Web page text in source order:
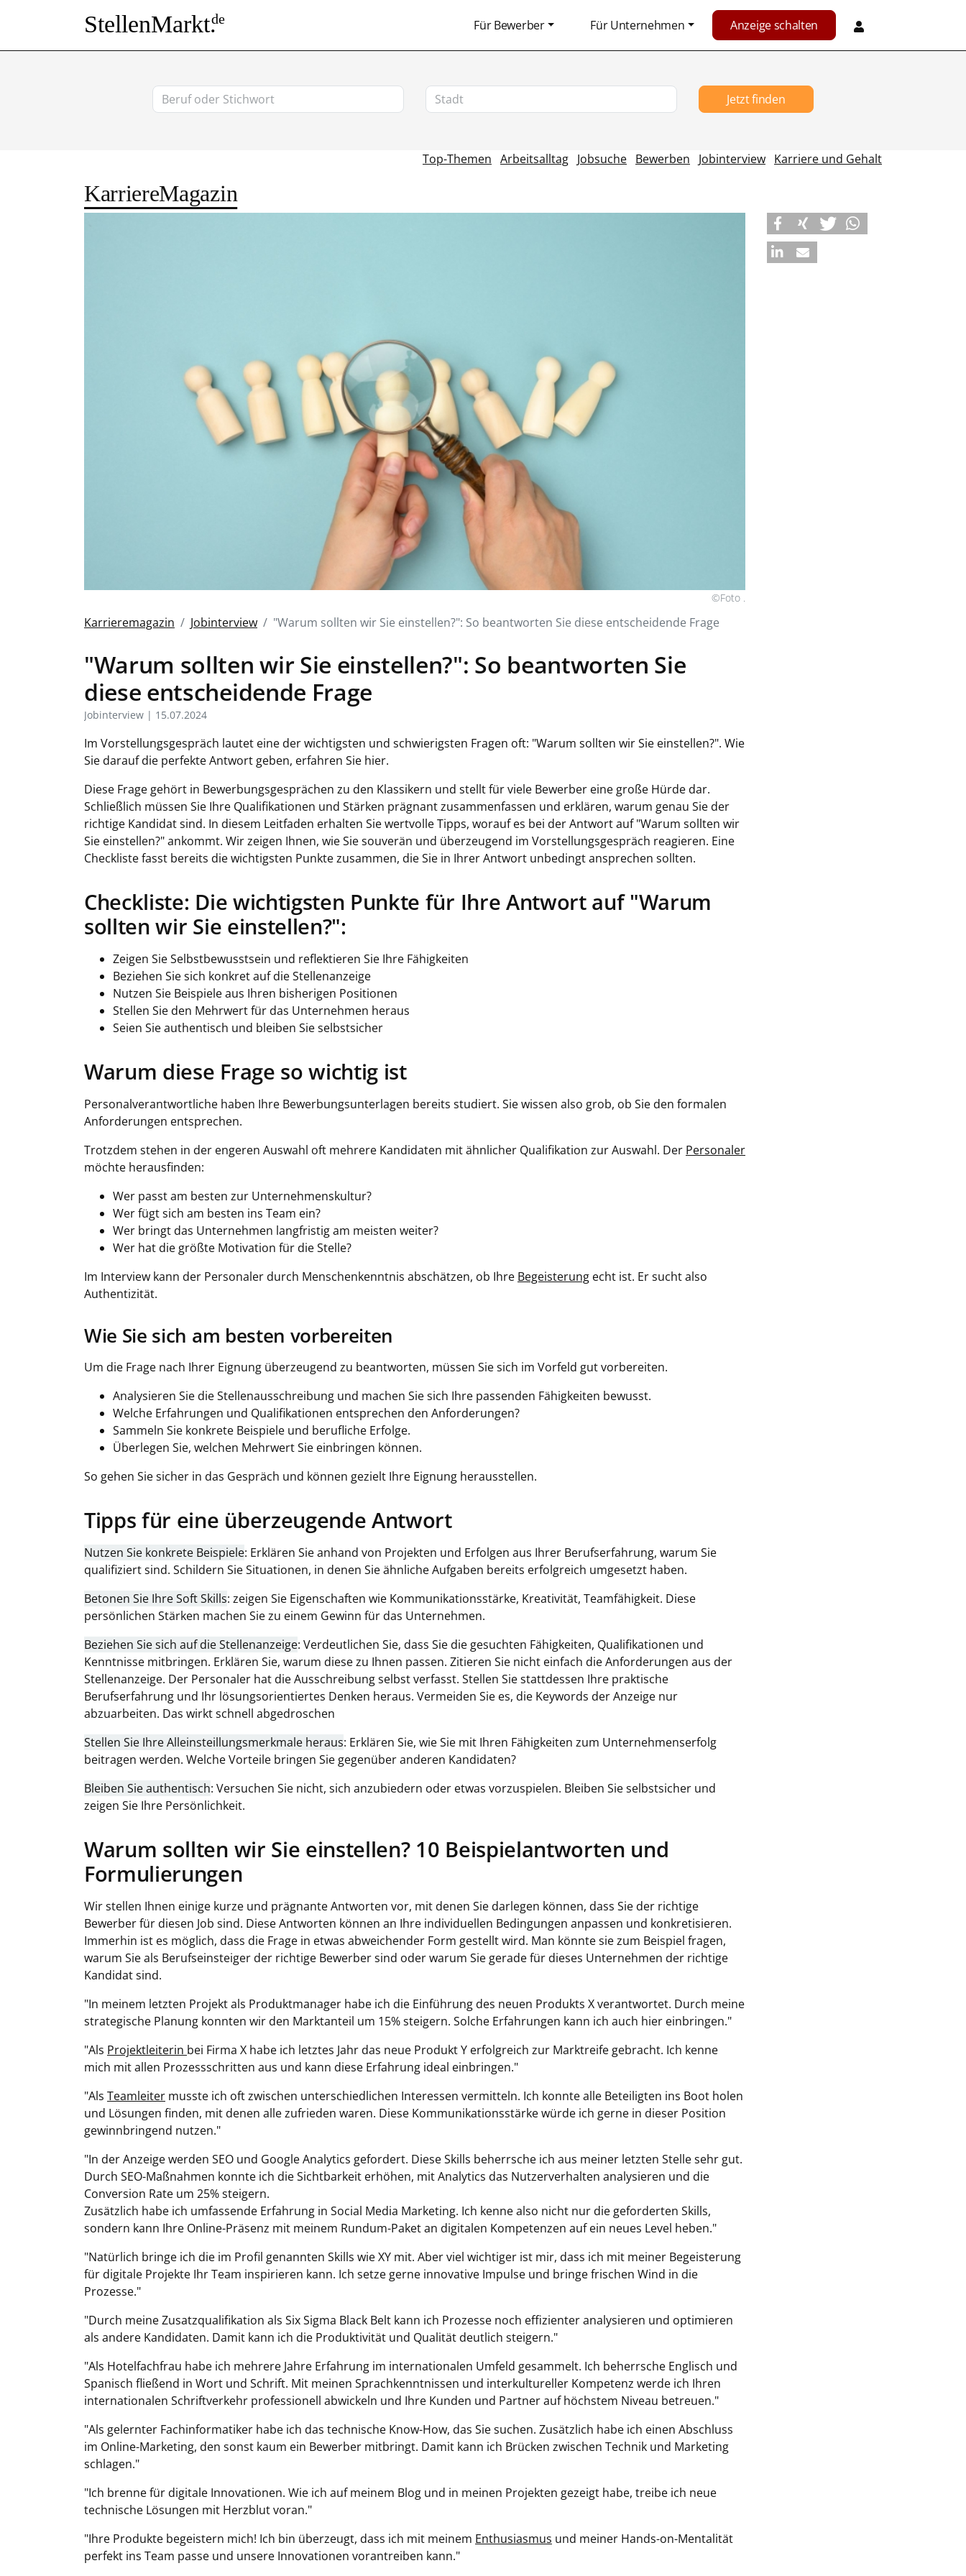
StellenMarkt.de Für Bewerber Für Unternehmen Anzeige schalten
Jetzt finden
Top-Themen Arbeitsalltag Jobsuche Bewerben Jobinterview Karriere und Gehalt
KarriereMagazin
©Foto .
Karrieremagazin Jobinterview "Warum sollten wir Sie einstellen?": So beantworten Sie diese entscheidende Frage
"Warum sollten wir Sie einstellen?": So beantworten Sie
diese entscheidende Frage
Jobinterview | 15.07.2024
Im Vorstellungsgespräch lautet eine der wichtigsten und schwierigsten Fragen oft: "Warum sollten wir Sie einstellen?". Wie
Sie darauf die perfekte Antwort geben, erfahren Sie hier.
Diese Frage gehört in Bewerbungsgesprächen zu den Klassikern und stellt für viele Bewerber eine große Hürde dar.
Schließlich müssen Sie Ihre Qualifikationen und Stärken prägnant zusammenfassen und erklären, warum genau Sie der
richtige Kandidat sind. In diesem Leitfaden erhalten Sie wertvolle Tipps, worauf es bei der Antwort auf "Warum sollten wir
Sie einstellen?" ankommt. Wir zeigen Ihnen, wie Sie souverän und überzeugend im Vorstellungsgespräch reagieren. Eine
Checkliste fasst bereits die wichtigsten Punkte zusammen, die Sie in Ihrer Antwort unbedingt ansprechen sollten.
Checkliste: Die wichtigsten Punkte für Ihre Antwort auf "Warum
sollten wir Sie einstellen?":
Zeigen Sie Selbstbewusstsein und reflektieren Sie Ihre Fähigkeiten
Beziehen Sie sich konkret auf die Stellenanzeige
Nutzen Sie Beispiele aus Ihren bisherigen Positionen
Stellen Sie den Mehrwert für das Unternehmen heraus
Seien Sie authentisch und bleiben Sie selbstsicher
Warum diese Frage so wichtig ist
Personalverantwortliche haben Ihre Bewerbungsunterlagen bereits studiert. Sie wissen also grob, ob Sie den formalen
Anforderungen entsprechen.
Trotzdem stehen in der engeren Auswahl oft mehrere Kandidaten mit ähnlicher Qualifikation zur Auswahl. Der Personaler
möchte herausfinden:
Wer passt am besten zur Unternehmenskultur?
Wer fügt sich am besten ins Team ein?
Wer bringt das Unternehmen langfristig am meisten weiter?
Wer hat die größte Motivation für die Stelle?
Im Interview kann der Personaler durch Menschenkenntnis abschätzen, ob Ihre Begeisterung echt ist. Er sucht also
Authentizität.
Wie Sie sich am besten vorbereiten
Um die Frage nach Ihrer Eignung überzeugend zu beantworten, müssen Sie sich im Vorfeld gut vorbereiten.
Analysieren Sie die Stellenausschreibung und machen Sie sich Ihre passenden Fähigkeiten bewusst.
Welche Erfahrungen und Qualifikationen entsprechen den Anforderungen?
Sammeln Sie konkrete Beispiele und berufliche Erfolge.
Überlegen Sie, welchen Mehrwert Sie einbringen können.
So gehen Sie sicher in das Gespräch und können gezielt Ihre Eignung herausstellen.
Tipps für eine überzeugende Antwort
Nutzen Sie konkrete Beispiele: Erklären Sie anhand von Projekten und Erfolgen aus Ihrer Berufserfahrung, warum Sie
qualifiziert sind. Schildern Sie Situationen, in denen Sie ähnliche Aufgaben bereits erfolgreich umgesetzt haben.
Betonen Sie Ihre Soft Skills: zeigen Sie Eigenschaften wie Kommunikationsstärke, Kreativität, Teamfähigkeit. Diese
persönlichen Stärken machen Sie zu einem Gewinn für das Unternehmen.
Beziehen Sie sich auf die Stellenanzeige: Verdeutlichen Sie, dass Sie die gesuchten Fähigkeiten, Qualifikationen und
Kenntnisse mitbringen. Erklären Sie, warum diese zu Ihnen passen. Zitieren Sie nicht einfach die Anforderungen aus der
Stellenanzeige. Der Personaler hat die Ausschreibung selbst verfasst. Stellen Sie stattdessen Ihre praktische
Berufserfahrung und Ihr lösungsorientiertes Denken heraus. Vermeiden Sie es, die Keywords der Anzeige nur
abzuarbeiten. Das wirkt schnell abgedroschen
Stellen Sie Ihre Alleinsteillungsmerkmale heraus: Erklären Sie, wie Sie mit Ihren Fähigkeiten zum Unternehmenserfolg
beitragen werden. Welche Vorteile bringen Sie gegenüber anderen Kandidaten?
Bleiben Sie authentisch: Versuchen Sie nicht, sich anzubiedern oder etwas vorzuspielen. Bleiben Sie selbstsicher und
zeigen Sie Ihre Persönlichkeit.
Warum sollten wir Sie einstellen? 10 Beispielantworten und
Formulierungen
Wir stellen Ihnen einige kurze und prägnante Antworten vor, mit denen Sie darlegen können, dass Sie der richtige
Bewerber für diesen Job sind. Diese Antworten können an Ihre individuellen Bedingungen anpassen und konkretisieren.
Immerhin ist es möglich, dass die Frage in etwas abweichender Form gestellt wird. Man könnte sie zum Beispiel fragen,
warum Sie als Berufseinsteiger der richtige Bewerber sind oder warum Sie gerade für dieses Unternehmen der richtige
Kandidat sind.
"In meinem letzten Projekt als Produktmanager habe ich die Einführung des neuen Produkts X verantwortet. Durch meine
strategische Planung konnten wir den Marktanteil um 15% steigern. Solche Erfahrungen kann ich auch hier einbringen."
"Als Projektleiterin bei Firma X habe ich letztes Jahr das neue Produkt Y erfolgreich zur Marktreife gebracht. Ich kenne
mich mit allen Prozessschritten aus und kann diese Erfahrung ideal einbringen."
"Als Teamleiter musste ich oft zwischen unterschiedlichen Interessen vermitteln. Ich konnte alle Beteiligten ins Boot holen
und Lösungen finden, mit denen alle zufrieden waren. Diese Kommunikationsstärke würde ich gerne in dieser Position
gewinnbringend nutzen."
"In der Anzeige werden SEO und Google Analytics gefordert. Diese Skills beherrsche ich aus meiner letzten Stelle sehr gut.
Durch SEO-Maßnahmen konnte ich die Sichtbarkeit erhöhen, mit Analytics das Nutzerverhalten analysieren und die
Conversion Rate um 25% steigern.
Zusätzlich habe ich umfassende Erfahrung in Social Media Marketing. Ich kenne also nicht nur die geforderten Skills,
sondern kann Ihre Online-Präsenz mit meinem Rundum-Paket an digitalen Kompetenzen auf ein neues Level heben."
"Natürlich bringe ich die im Profil genannten Skills wie XY mit. Aber viel wichtiger ist mir, dass ich mit meiner Begeisterung
für digitale Projekte Ihr Team inspirieren kann. Ich setze gerne innovative Impulse und bringe frischen Wind in die
Prozesse."
"Durch meine Zusatzqualifikation als Six Sigma Black Belt kann ich Prozesse noch effizienter analysieren und optimieren
als andere Kandidaten. Damit kann ich die Produktivität und Qualität deutlich steigern."
"Als Hotelfachfrau habe ich mehrere Jahre Erfahrung im internationalen Umfeld gesammelt. Ich beherrsche Englisch und
Spanisch fließend in Wort und Schrift. Mit meinen Sprachkenntnissen und interkultureller Kompetenz werde ich Ihren
internationalen Schriftverkehr professionell abwickeln und Ihre Kunden und Partner auf höchstem Niveau betreuen."
"Als gelernter Fachinformatiker habe ich das technische Know-How, das Sie suchen. Zusätzlich habe ich einen Abschluss
im Online-Marketing, den sonst kaum ein Bewerber mitbringt. Damit kann ich Brücken zwischen Technik und Marketing
schlagen."
"Ich brenne für digitale Innovationen. Wie ich auf meinem Blog und in meinen Projekten gezeigt habe, treibe ich neue
technische Lösungen mit Herzblut voran."
"Ihre Produkte begeistern mich! Ich bin überzeugt, dass ich mit meinem Enthusiasmus und meiner Hands-on-Mentalität
perfekt ins Team passe und unsere Innovationen vorantreiben kann."